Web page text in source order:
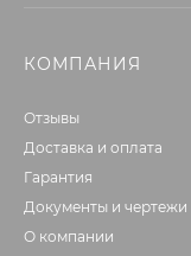
КОМПАНИЯ
Отзывы
Доставка и оплата
Гарантия
Документы и чертежи
О компании